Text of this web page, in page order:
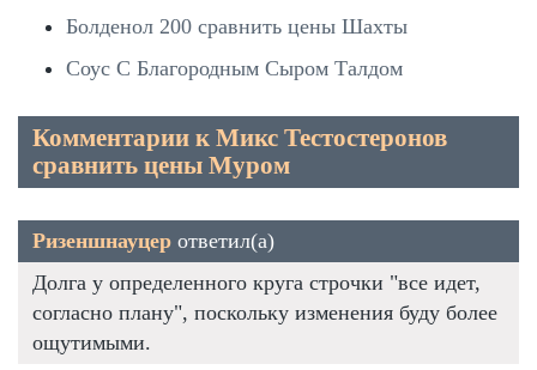
Болденол 200 сравнить цены Шахты
Соус С Благородным Сыром Талдом
Комментарии к Микс Тестостеронов
сравнить цены Муром
Ризеншнауцер ответил(а)
Долга у определенного круга строчки "все идет,
согласно плану", поскольку изменения буду более
ощутимыми.